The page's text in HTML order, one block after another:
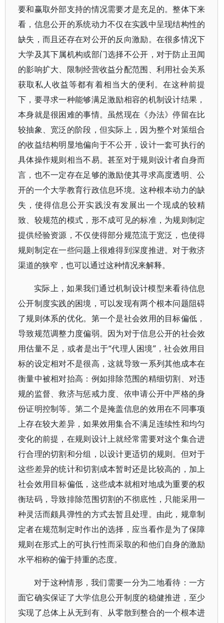
要和赢取外部支持的情况需要才是充足的。整体下来
看，信息公开的系统动力不仅在实践中呈现结构性的
缺失，而且还存在对公开的反向激励。在很多情况下
大学及其下属机构或部门选择不公开，对于防止丑闻
的影响扩大、限制经营收益分配范围、利用社会关系
获取私人收益等都有着相当大的便利。在这种前提
下，要寻求一种能够满足激励相容的机制设计结果，
本身就是很困难的事情。虽然现在《办法》停留在比
较抽象、宽泛的阶段，但实际上，因为整个对策组合
的收益结构明显地偏向于不公开，设计一套可执行的
具体操作规则相当不易。甚至对于规则设计者自身而
言，也不一定存在足够的激励使其寻求高度透明、公
开的一个大学教育行政信息环境。这种根本动力的缺
失，使得信息公开实践没有发展出一个现成的较精
致、较规范的模式，形不成可见的标准，为规则制定
提供经验资源，不仅使得部分规范流于宽泛，也使得
规则制定在一些问题上很难得到深度推进。对于救济
渠道的狭窄，也可以通过这种情况来解释。
实际上，如果我们通过机制设计模型来看待信息
公开制度实践的困境，可以发现有两个根本问题阻碍
了规则体系的优化。第一个是社会效用的目标偏低，
导致规范调整力度偏弱。因为对于信息公开的社会效
用估量不足，或者是出于“代理人困境”，社会效用目
标的设定相对不是很高，这就导致一系列其他成本在
衡量中被相对抬高：例如排除范围的精细切割、对违
规的监督、救济与惩戒力度、依申请公开中严格的身
份证明控制等。第二个是掩盖信息的效用在不同事项
上存在较大差异，如果效用集合不满足连续性和均匀
变化的前提，在规则设计上就经常需要对这个集合进
行合理的切割和分组，以设计更适切的规则。但对于
这些差异的统计和切割成本暂时还是比较高的，加上
社会效用目标偏低，这些成本就相对地成为重要的权
衡珐码，导致排除范围切割的不彻底性，只能采用一
种灵活而颇具弹性的方式去暂且处理。由此，规章制
定者在规范制定时作出的选择，应当看作是为了保障
规则在形式上的可执行性而采取的和他们自身的激励
水平相称的偏于持重的态度。
对于这种情形，我们需要一分为二地看待：一方
面它确实保证了大学信息公开制度的稳健推进，至少
实现了总体上从无到有、从零散到整合的一个根本进